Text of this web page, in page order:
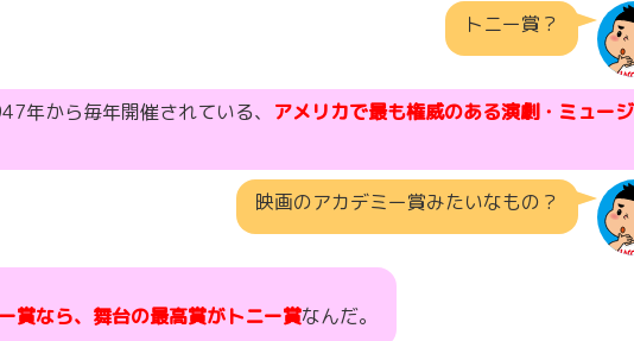
トニー賞？
年から毎年開催されている、 アメリカで最も権威のある演劇・ミュー
映画のアカデミー賞みたいなもの？
賞なら、舞台の最高賞がトニー賞なんだ。